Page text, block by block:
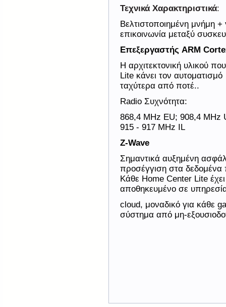
Τεχνικά Χαρακτηριστικά:
Βελτιστοποιημένη μνήμη
επικοινωνία μεταξύ
Επεξεργαστής ARM
Η αρχιτεκτονική υλικού
Lite κάνει τον
ταχύτερα από ποτέ..
Radio Συχνότητα:
868,4 MHz EU; 908,4 MHz
915 - 917 MHz IL
Z-Wave
Σημαντικά αυξημένη
προσέγγιση στα δεδομένα
Κάθε Home Center Lite
αποθηκευμένο σε
cloud, μοναδικό για κάθε
σύστημα από μη-